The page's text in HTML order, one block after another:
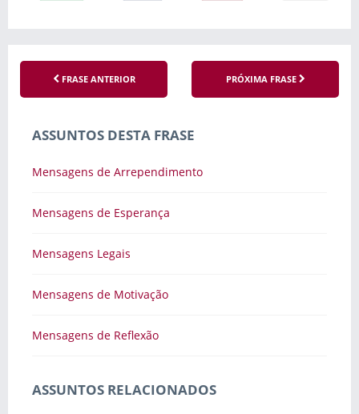
FRASE ANTERIOR PRÓXIMA FRASE
ASSUNTOS DESTA FRASE
Mensagens de Arrependimento
Mensagens de Esperança
Mensagens Legais
Mensagens de Motivação
Mensagens de Reflexão
ASSUNTOS RELACIONADOS